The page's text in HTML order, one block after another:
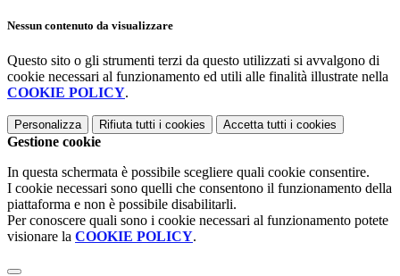
Nessun contenuto da visualizzare
Questo sito o gli strumenti terzi da questo utilizzati si avvalgono di
cookie necessari al funzionamento ed utili alle finalità illustrate nella
COOKIE POLICY.
Personalizza Rifiuta tutti i cookies Accetta tutti i cookies
Gestione cookie
In questa schermata è possibile scegliere quali cookie consentire.
I cookie necessari sono quelli che consentono il funzionamento della
piattaforma e non è possibile disabilitarli.
Per conoscere quali sono i cookie necessari al funzionamento potete
visionare la COOKIE POLICY.